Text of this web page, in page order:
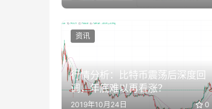
行情分析：比特币震荡后深度回
调，年底难以再看涨？
2019年10月24日 0
资讯